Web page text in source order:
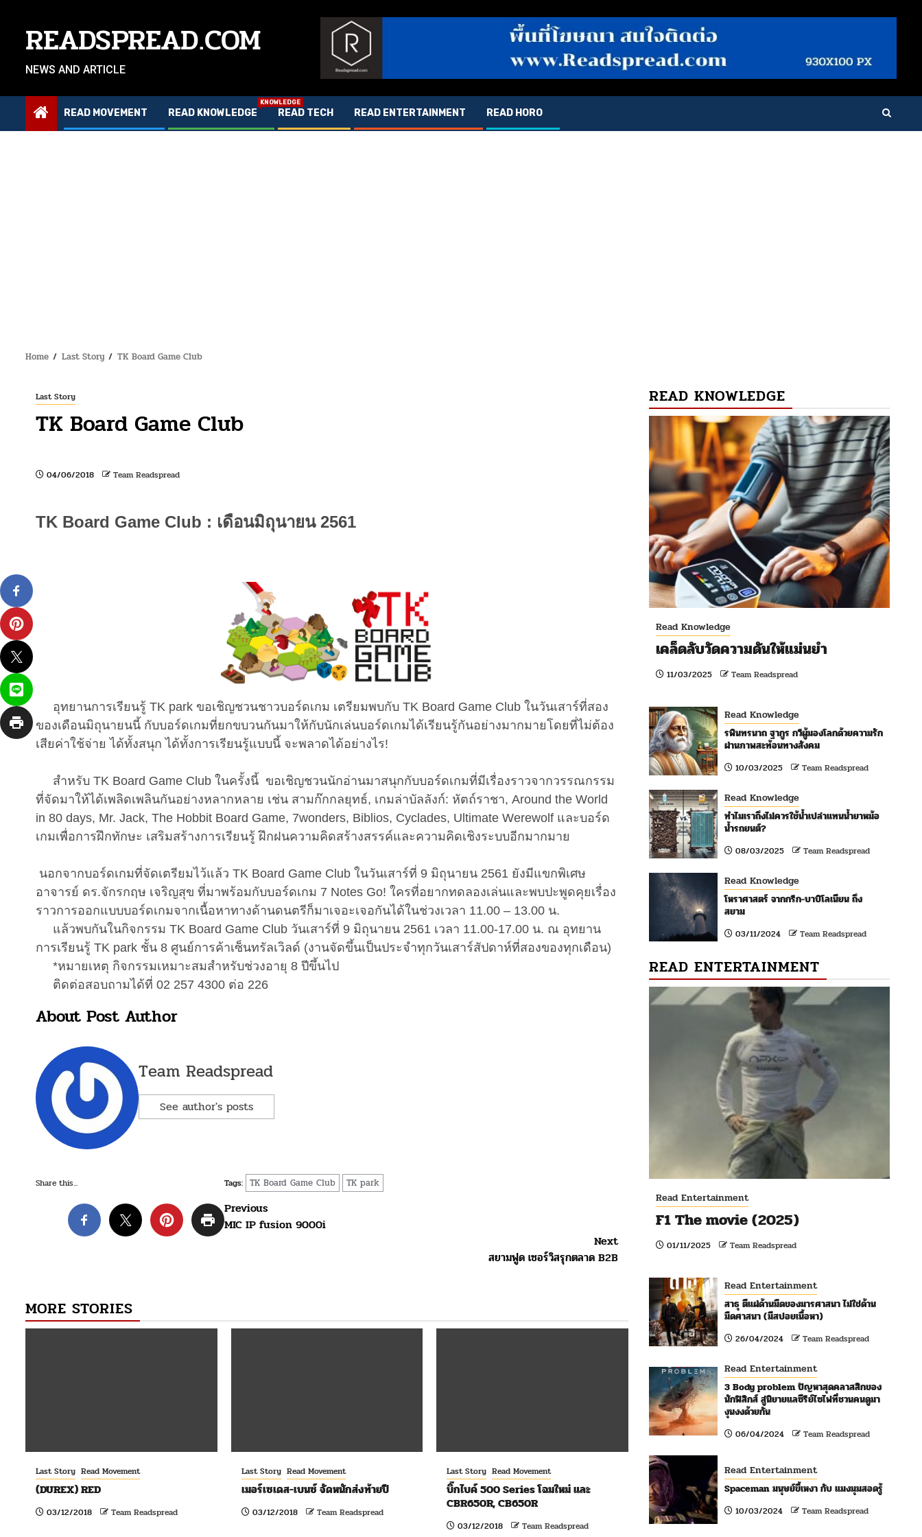
contentREADSPREAD.COM
NEWS AND ARTICLE
READ MOVEMENT READ KNOWLEDGE
KNOWLEDGE
READ TECH READ ENTERTAINMENT READ HORO
Home Last Story TK Board Game Club
Last Story
TK Board Game Club
04/06/2018 Team Readspread
TK Board Game Club : เดือนมิถุนายน 2561
อุทยานการเรียนรู้ TK park ขอเชิญชวนชาวบอร์ดเกม เตรียมพบกับ TK Board Game Club ในวันเสาร์ที่สอง
ของเดือนมิถุนายนนี้ กับบอร์ดเกมที่ยกขบวนกันมาให้กับนักเล่นบอร์ดเกมได้เรียนรู้กันอย่างมากมายโดยที่ไม่ต้อง
เสียค่าใช้จ่าย ได้ทั้งสนุก ได้ทั้งการเรียนรู้แบบนี้ จะพลาดได้อย่างไร!
สำหรับ TK Board Game Club ในครั้งนี้ ขอเชิญชวนนักอ่านมาสนุกกับบอร์ดเกมที่มีเรื่องราวจากวรรณกรรม
ที่จัดมาให้ได้เพลิดเพลินกันอย่างหลากหลาย เช่น สามก๊กกลยุทธ์, เกมล่าบัลลังก์: หัตถ์ราชา, Around the World
in 80 days, Mr. Jack, The Hobbit Board Game, 7wonders, Biblios, Cyclades, Ultimate Werewolf และบอร์ด
เกมเพื่อการฝึกทักษะ เสริมสร้างการเรียนรู้ ฝึกฝนความคิดสร้างสรรค์และความคิดเชิงระบบอีกมากมาย
นอกจากบอร์ดเกมที่จัดเตรียมไว้แล้ว TK Board Game Club ในวันเสาร์ที่ 9 มิถุนายน 2561 ยังมีแขกพิเศษ
อาจารย์ ดร.จักรกฤษ เจริญสุข ที่มาพร้อมกับบอร์ดเกม 7 Notes Go! ใครที่อยากทดลองเล่นและพบปะพูดคุยเรื่อง
ราวการออกแบบบอร์ดเกมจากเนื้อหาทางด้านดนตรีก็มาเจอะเจอกันได้ในช่วงเวลา 11.00 – 13.00 น.
แล้วพบกันในกิจกรรม TK Board Game Club วันเสาร์ที่ 9 มิถุนายน 2561 เวลา 11.00-17.00 น. ณ อุทยาน
การเรียนรู้ TK park ชั้น 8 ศูนย์การค้าเซ็นทรัลเวิลด์ (งานจัดขึ้นเป็นประจำทุกวันเสาร์สัปดาห์ที่สองของทุกเดือน)
*หมายเหตุ กิจกรรมเหมาะสมสำหรับช่วงอายุ 8 ปีขึ้นไป
ติดต่อสอบถามได้ที่ 02 257 4300 ต่อ 226
About Post Author
Team Readspread
See author's posts
Share this... Tags: TK Board Game Club TK park
Post
navigation
Previous
MIC IP fusion 9000i
Next
สยามฟูด เซอร์วิสรุกตลาด B2B
MORE STORIES
Last Story Read Movement
(DUREX) RED
03/12/2018 Team Readspread
Last Story Read Movement
เมอร์เซเดส-เบนซ์ จัดหนักส่งท้ายปี
03/12/2018 Team Readspread
Last Story Read Movement
บิ๊กไบค์ 500 Series โฉมใหม่ และ
CBR650R, CB650R
03/12/2018 Team Readspread
READ KNOWLEDGE
Read Knowledge
เคล็ดลับวัดความดันให้แม่นยำ
11/03/2025 Team Readspread
Read Knowledge
รพินทรนาถ ฐากูร กวีผู้มองโลกด้วยความรัก
ผ่านภาพสะท้อนทางสังคม
10/03/2025 Team Readspread
Read Knowledge
ทำไมเราถึงไม่ควรใช้น้ำเปล่าแทนน้ำยาหม้อ
น้ำรถยนต์?
08/03/2025 Team Readspread
Read Knowledge
โหราศาสตร์ จากกรีก-บาบิโลเนียน ถึง
สยาม
03/11/2024 Team Readspread
READ ENTERTAINMENT
Read Entertainment
F1 The movie (2025)
01/11/2025 Team Readspread
Read Entertainment
สาธุ ตีแผ่ด้านมืดของมารศาสนา ไม่ใช่ด้าน
มืดศาสนา (มีสปอยเนื้อหา)
26/04/2024 Team Readspread
Read Entertainment
3 Body problem ปัญหาสุดคลาสสิกของ
นักฟิสิกส์ สู่นิยายแลซีรีย์ไซไฟที่ชวนคนดูมา
งุนงงด้วยกัน
06/04/2024 Team Readspread
Read Entertainment
Spaceman มนุษย์ขี้เหงา กับ แมงมุมสอดรู้
10/03/2024 Team Readspread